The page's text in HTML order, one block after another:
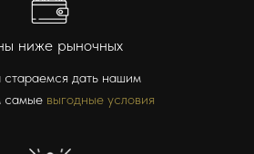
стараемся дать нашим
самые выгодные условия
ниже рыночных